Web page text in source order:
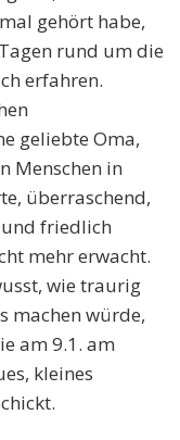
gehört habe,
rund um die
erfahren.
geliebte Oma,
Menschen in
, überraschend,
friedlich
mehr erwacht.
wie traurig
machen würde,
am 9.1. am
kleines